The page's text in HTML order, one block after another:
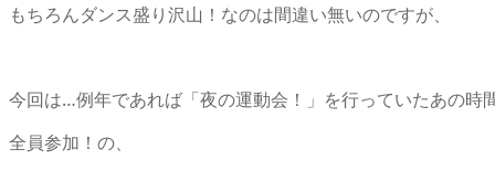
もちろんダンス盛り沢山！なのは間違い無いのですが、
今回は…例年であれば「夜の運動会！」を行っていたあの時間
全員参加！の、